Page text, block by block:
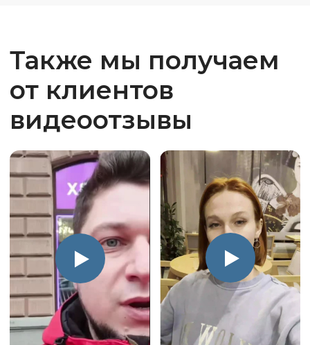
определили по фото, видео и плану
Тут же менеджером было
мест для установки как внутреннего
блока, так и наружного блока. Затем
моделей) кондиционеров и расчёт
по стоимости установки.
Выбрали несколько, связались,
получили исчерпывающую
консультацию. Несмотря на горячий
сезон, монтаж смогли назначить
через 2 дня.
Свежие акции